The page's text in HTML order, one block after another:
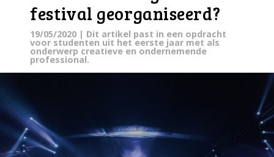
festival georganiseerd?
19/05/2020 | Dit artikel past in een opdracht
voor studenten uit het eerste jaar met als
onderwerp creatieve en ondernemende
professional.